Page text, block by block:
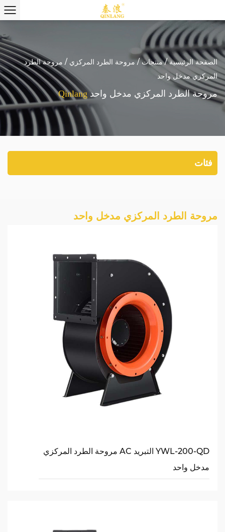
الصفحة الرئيسية/منتجات/مروحة الطرد المركزي / مروحة الطرد
المركزي مدخل واحد
مروحة الطرد المركزي مدخل واحد Qinlang
فئات
مروحة الطرد المركزي مدخل واحد
YWL-200-QD التبريد AC مروحة الطرد المركزي
مدخل واحد